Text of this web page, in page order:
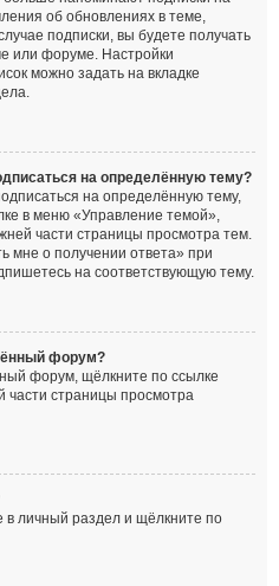
об обновлениях в теме,
подписки, вы будете получать
или форуме. Настройки
можно задать на вкладке
на определённую тему?
на определённую тему,
в меню «Управление темой»,
части страницы просмотра тем.
мне о получении ответа» при
на соответствующую тему.
форум?
форум, щёлкните по ссылке
части страницы просмотра
в личный раздел и щёлкните по